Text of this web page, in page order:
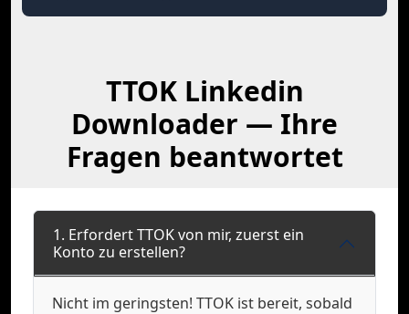
TTOK Linkedin
Downloader — Ihre
Fragen beantwortet
1. Erfordert TTOK von mir, zuerst ein
Konto zu erstellen?
Nicht im geringsten! TTOK ist bereit, sobald